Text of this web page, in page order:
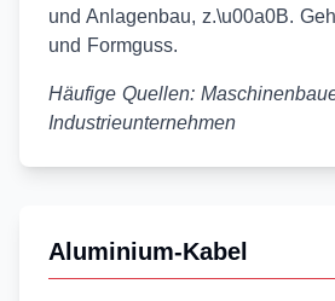
und Anlagenbau, z.\u00a0B.
und Formguss.
Häufige Quellen:
Industrieunternehmen
Aluminium-Kabel